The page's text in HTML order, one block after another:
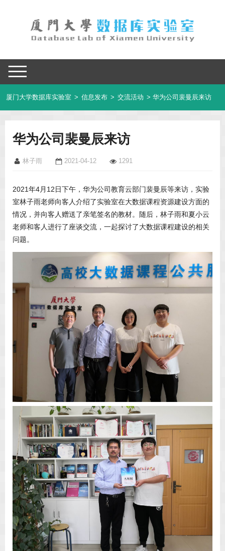
厦门大学数据库实验室 > 信息发布 > 交流活动 > 华为公司裴曼辰来访
华为公司裴曼辰来访
林子雨 2021-04-12 1291
2021年4月12日下午，华为公司教育云部门裴曼辰等来访，实验
室林子雨老师向客人介绍了实验室在大数据课程资源建设方面的
情况，并向客人赠送了亲笔签名的教材。随后，林子雨和夏小云
老师和客人进行了座谈交流，一起探讨了大数据课程建设的相关
问题。